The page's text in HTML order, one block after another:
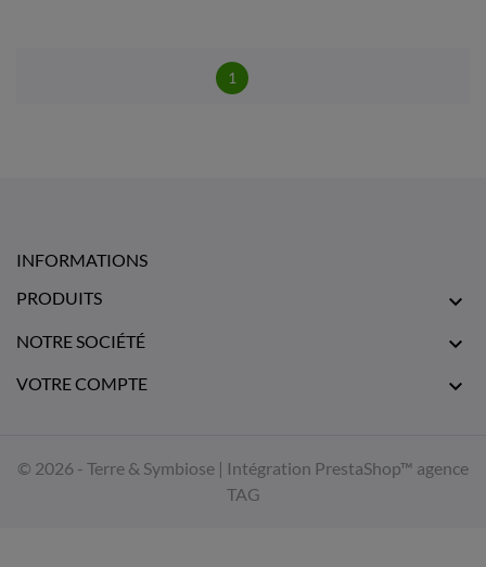
1
INFORMATIONS
PRODUITS

NOTRE SOCIÉTÉ 
VOTRE COMPTE 
© 2026 - Terre & Symbiose | Intégration PrestaShop™ agence
TAG